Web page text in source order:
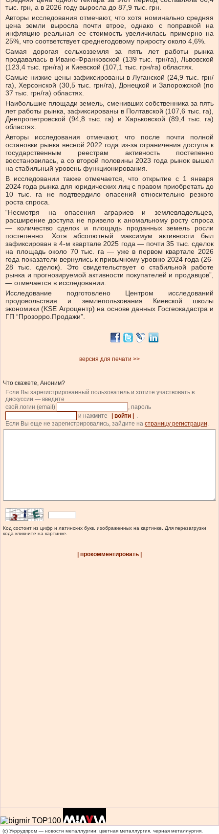
тыс. грн, а в 2026 году выросла до 87,9 тыс. грн.
Авторы исследования отмечают, что хотя номинально средняя
цена земли выросла почти втрое, однако с поправкой на
инфляцию реальная ее стоимость увеличилась примерно на
25%, что соответствует среднегодовому приросту около 4,6%.
Самая дорогая сельхозземля за пять лет работы рынка
продавалась в Ивано-Франковской (139 тыс. грн/га), Львовской
(123,4 тыс. грн/га) и Киевской (107,1 тыс. грн/га) областях.
Самые низкие цены зафиксированы в Луганской (24,9 тыс. грн/
га), Херсонской (30,5 тыс. грн/га), Донецкой и Запорожской (по
37 тыс. грн/га) областях.
Наибольшие площади земель, сменивших собственника за пять
лет работы рынка, зафиксированы в Полтавской (107,6 тыс. га),
Днепропетровской (94,8 тыс. га) и Харьковской (89,4 тыс. га)
областях.
Авторы исследования отмечают, что после почти полной
остановки рынка весной 2022 года из-за ограничения доступа к
государственным реестрам активность постепенно
восстановилась, а со второй половины 2023 года рынок вышел
на стабильный уровень функционирования.
В исследовании также отмечается, что открытие с 1 января
2024 года рынка для юридических лиц с правом приобретать до
10 тыс. га не подтвердило опасений относительно резкого
роста спроса.
“Несмотря на опасения аграриев и землевладельцев,
расширение доступа не привело к аномальному росту спроса
— количество сделок и площадь проданных земель росли
постепенно. Хотя абсолютный максимум активности был
зафиксирован в 4-м квартале 2025 года — почти 35 тыс. сделок
на площадь около 70 тыс. га — уже в первом квартале 2026
года показатели вернулись к привычному уровню 2024 года (26-
28 тыс. сделок). Это свидетельствует о стабильной работе
рынка и прогнозируемой активности покупателей и продавцов”,
— отмечается в исследовании.
Исследование подготовлено Центром исследований
продовольствия и землепользования Киевской школы
экономики (KSE Агроцентр) на основе данных Госгеокадастра и
ГП “Прозорро.Продажи”.
версия для печати >>
Что скажете, Аноним?
Если Вы зарегистрированный пользователь и хотите участвовать в
дискуссии — введите
свой логин (email)
, пароль
и нажмите
| войти |
.
Если Вы еще не зарегистрировались, зайдите на страницу регистрации.
Код состоит из цифр и латинских букв, изображенных на картинке. Для перезагрузки
кода кликните на картинке.
| прокомментировать |
(c) Укррудпром — новости металлургии: цветная металлургия, черная металлургия,